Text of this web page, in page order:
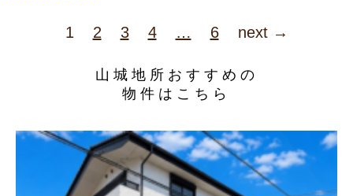
1 2 3 4 … 6 next →
山城地所おすすめの
物件はこちら